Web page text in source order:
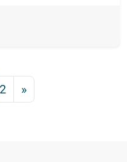
2 »